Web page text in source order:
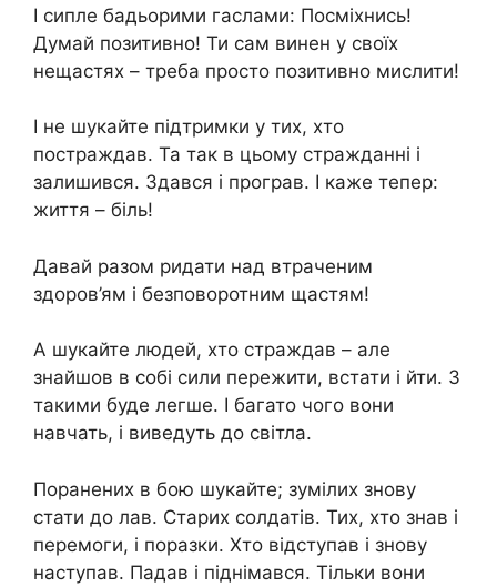
І сипле бадьорими гаслами: Посміхнись!
Думай позитивно! Ти сам винен у своїх
нещастях – треба просто позитивно мислити!
І не шукайте підтримки у тих, хто
постраждав. Та так в цьому стражданні і
залишився. Здався і програв. І каже тепер:
життя – біль!
Давай разом ридати над втраченим
здоров’ям і безповоротним щастям!
А шукайте людей, хто страждав – але
знайшов в собі сили пережити, встати і йти. З
такими буде легше. І багато чого вони
навчать, і виведуть до світла.
Поранених в бою шукайте; зумілих знову
стати до лав. Старих солдатів. Тих, хто знав і
перемоги, і поразки. Хто відступав і знову
наступав. Падав і піднімався. Тільки вони